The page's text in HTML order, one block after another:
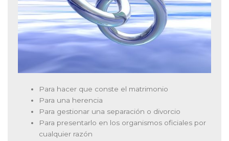
Para hacer que conste el matrimonio
Para una herencia
Para gestionar una separación o divorcio
Para presentarlo en los organismos oficiales por
cualquier razón